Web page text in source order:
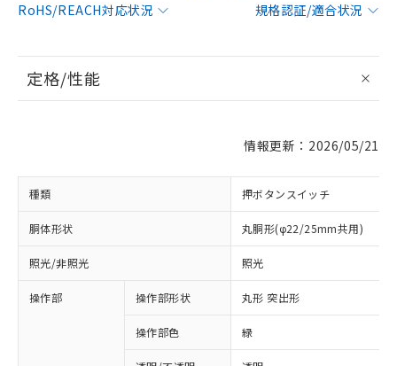
RoHS/REACH対応状況
規格認証/適合状況
定格/性能
情報更新：2026/05/21
種類 押ボタンスイッチ
胴体形状 丸胴形(φ22/25mm共用)
照光/非照光 照光
操作部 操作部形状 丸形 突出形
操作部色 緑